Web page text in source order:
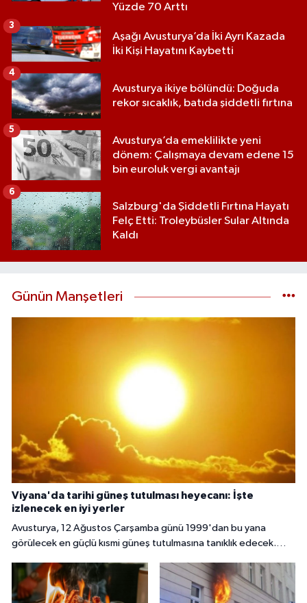
Yüzde 70 Arttı
Aşağı Avusturya’da İki Ayrı Kazada
İki Kişi Hayatını Kaybetti
3
Avusturya ikiye bölündü: Doğuda
rekor sıcaklık, batıda şiddetli fırtına
4
Avusturya’da emeklilikte yeni
dönem: Çalışmaya devam edene 15
bin euroluk vergi avantajı
5
Salzburg'da Şiddetli Fırtına Hayatı
Felç Etti: Troleybüsler Sular Altında
Kaldı
6
Günün Manşetleri
Viyana'da tarihi güneş tutulması heyecanı: İşte
izlenecek en iyi yerler
Avusturya, 12 Ağustos Çarşamba günü 1999'dan bu yana
görülecek en güçlü kısmi güneş tutulmasına tanıklık edecek.
85 ila 89'unun Ay tarafından örtüleceği bu nadir doğa olayını
izlemek için çeşitli noktalarda bir araya gelecek.